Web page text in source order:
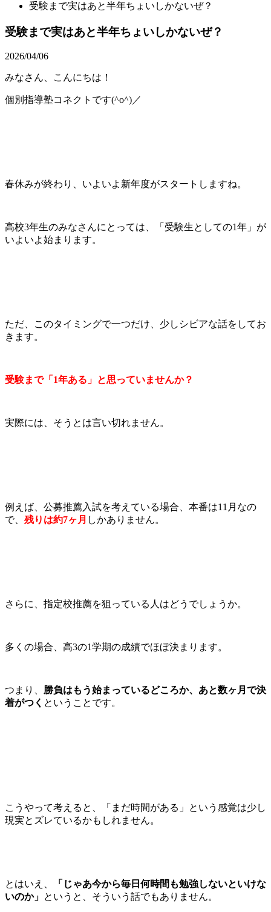
受験まで実はあと半年ちょいしかないぜ？
受験まで実はあと半年ちょいしかないぜ？
2026/04/06
みなさん、こんにちは！
個別指導塾コネクトです(^o^)／
春休みが終わり、いよいよ新年度がスタートしますね。
高校3年生のみなさんにとっては、「受験生としての1年」が
いよいよ始まります。
ただ、このタイミングで一つだけ、少しシビアな話をしてお
きます。
受験まで「1年ある」と思っていませんか？
実際には、そうとは言い切れません。
例えば、公募推薦入試を考えている場合、本番は11月なの
で、 残りは約7ヶ月 しかありません。
さらに、指定校推薦を狙っている人はどうでしょうか。
多くの場合、高3の1学期の成績でほぼ決まります。
つまり、 勝負はもう始まっているどころか、あと数ヶ月で決
着がつく ということです。
こうやって考えると、「まだ時間がある」という感覚は少し
現実とズレているかもしれません。
とはいえ、
「じゃあ今から毎日何時間も勉強しないといけな
いのか」 というと、そういう話でもありません。